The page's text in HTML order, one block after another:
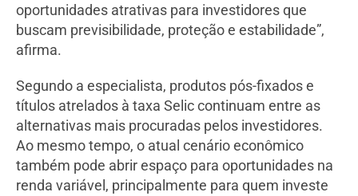
oportunidades atrativas para investidores que
buscam previsibilidade, proteção e estabilidade”,
afirma.
Segundo a especialista, produtos pós-fixados e
títulos atrelados à taxa Selic continuam entre as
alternativas mais procuradas pelos investidores.
Ao mesmo tempo, o atual cenário econômico
também pode abrir espaço para oportunidades na
renda variável, principalmente para quem investe